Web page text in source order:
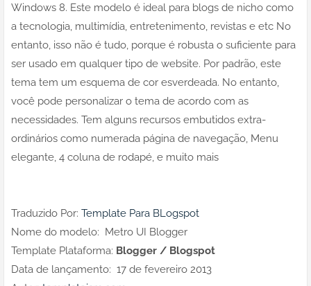
Windows 8. Este modelo é ideal para blogs de nicho como
a tecnologia, multimídia, entretenimento, revistas e etc No
entanto, isso não é tudo, porque é robusta o suficiente para
ser usado em qualquer tipo de website. Por padrão, este
tema tem um esquema de cor esverdeada. No entanto,
você pode personalizar o tema de acordo com as
necessidades. Tem alguns recursos embutidos extra-
ordinários como numerada página de navegação, Menu
elegante, 4 coluna de rodapé, e muito mais
Traduzido Por: Template Para BLogspot
Nome do modelo: Metro UI Blogger
Template Plataforma: Blogger / Blogspot
Data de lançamento: 17 de fevereiro 2013